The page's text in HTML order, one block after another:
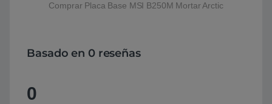
Comprar Placa Base MSI B250M Mortar Arctic
Basado en 0 reseñas
0